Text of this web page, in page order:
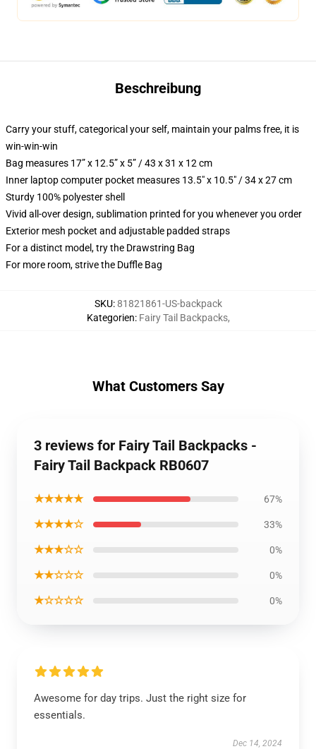
Beschreibung
Carry your stuff, categorical your self, maintain your palms free, it is
win-win-win
Bag measures 17” x 12.5” x 5” / 43 x 31 x 12 cm
Inner laptop computer pocket measures 13.5" x 10.5" / 34 x 27 cm
Sturdy 100% polyester shell
Vivid all-over design, sublimation printed for you whenever you order
Exterior mesh pocket and adjustable padded straps
For a distinct model, try the Drawstring Bag
For more room, strive the Duffle Bag
SKU:81821861-US-backpack
Kategorien: Fairy Tail Backpacks,
What Customers Say
3 reviews for Fairy Tail Backpacks -
Fairy Tail Backpack RB0607
★★★★★ 67%
★★★★☆ 33%
★★★☆☆ 0%
★★☆☆☆ 0%
★☆☆☆☆ 0%
Awesome for day trips. Just the right size for
essentials.
Dec 14, 2024